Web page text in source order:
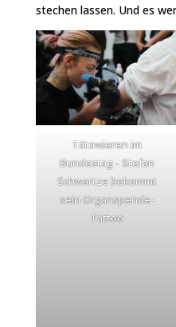
stechen lassen. Und es
Tätowieren im
Bundestag - Stefan
Schwartze bekommt
sein Organspende-
Tattoo